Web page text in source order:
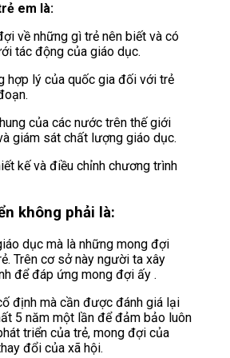
em là:
về những gì trẻ nên biết và có
tác động của giáo dục.
hợp lý của quốc gia đối với trẻ
của các nước trên thế giới
giám sát chất lượng giáo dục.
kế và điều chỉnh chương trình
không phải là:
dục mà là những mong đợi
Trên cơ sở này người ta xây
để đáp ứng mong đợi ấy .
định mà cần được đánh giá lại
5 năm một lần để đảm bảo luôn
triển của trẻ, mong đợi của
đổi của xã hội.